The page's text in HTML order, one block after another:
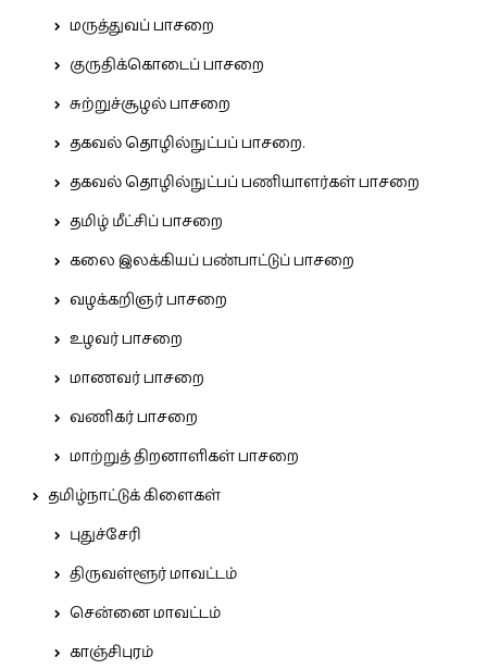
மருத்துவப் பாசறை
குருதிக்கொடைப் பாசறை
சுற்றுச்சூழல் பாசறை
தகவல் தொழில்நுட்பப் பாசறை.
தகவல் தொழில்நுட்பப் பணியாளர்கள் பாசறை
தமிழ் மீட்சிப் பாசறை
கலை இலக்கியப் பண்பாட்டுப் பாசறை
வழக்கறிஞர் பாசறை
உழவர் பாசறை
மாணவர் பாசறை
வணிகர் பாசறை
மாற்றுத் திறனாளிகள் பாசறை
தமிழ்நாட்டுக் கிளைகள்
புதுச்சேரி
திருவள்ளூர் மாவட்டம்
சென்னை மாவட்டம்
காஞ்சிபுரம்